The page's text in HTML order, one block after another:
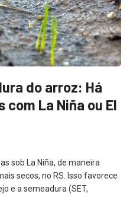
do arroz: Há
La Niña ou El
sob La Niña, de maneira
secos, no RS. Isso favorece
e a semeadura (SET,